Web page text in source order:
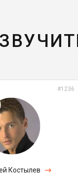
#1236
Костылев